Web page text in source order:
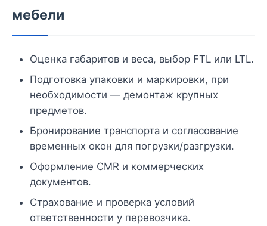
мебели
Оценка габаритов и веса, выбор FTL или LTL.
Подготовка упаковки и маркировки, при
необходимости — демонтаж крупных
предметов.
Бронирование транспорта и согласование
временных окон для погрузки/разгрузки.
Оформление CMR и коммерческих
документов.
Страхование и проверка условий
ответственности у перевозчика.